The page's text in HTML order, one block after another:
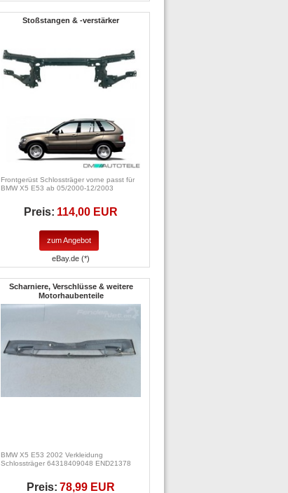
Stoßstangen & -verstärker
Frontgerüst Schlossträger vorne passt für
BMW X5 E53 ab 05/2000-12/2003
Preis: 114,00 EUR
zum Angebot
eBay.de (*)
Scharniere, Verschlüsse & weitere
Motorhaubenteile
BMW X5 E53 2002 Verkleidung
Schlossträger 64318409048 END21378
Preis: 78,99 EUR